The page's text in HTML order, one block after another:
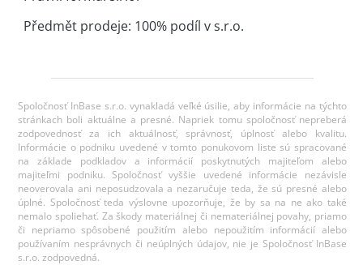
Předmět prodeje: 100% podíl v s.r.o.
Spoločnosť InBase s.r.o. vynakladá veľké úsilie, aby informácie na týchto
stránkach boli aktuálne a presné. Napriek tomu spoločnosť nepreberá
zodpovednosť za ich aktuálnosť, správnosť, úplnosť alebo kvalitu.
Informácie o podniku uvedené v tomto ponukovom liste sú spracované
na základe podkladov a informácií poskytnutých majiteľom alebo
majiteľmi podniku. Spoločnosť vyššie uvedené informácie nezávisle
neoverovala ani neposudzovala a nezaručuje teda, že sú presné alebo
úplné. Spoločnosť teda výslovne upozorňuje, že by sa na ne ako také
nemalo spoliehať. Za škody materiálnej či nemateriálnej povahy, priamo
či nepriamo spôsobené použitím alebo nepoužitím informácií alebo
používaním nesprávnych či neúplných údajov, nie je Spoločnosť InBase
s.r.o. zodpovedná.